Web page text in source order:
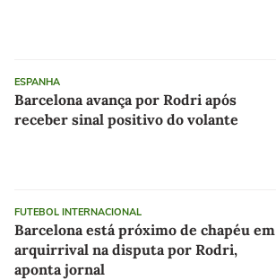
ESPANHA
Barcelona avança por Rodri após
receber sinal positivo do volante
FUTEBOL INTERNACIONAL
Barcelona está próximo de chapéu em
arquirrival na disputa por Rodri,
aponta jornal